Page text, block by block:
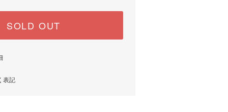
SOLD OUT
表記